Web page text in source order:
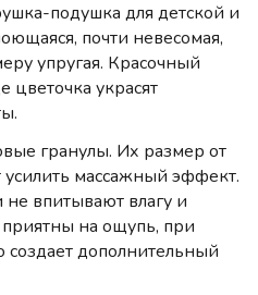
подушка для детской и
почти невесомая,
упругая. Красочный
цветочка украсят
гранулы. Их размер от
усилить массажный эффект.
впитывают влагу и
на ощупь, при
дополнительный